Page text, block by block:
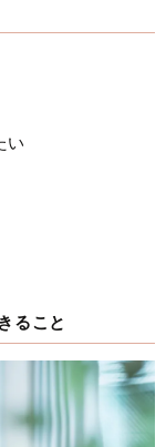
い
ること